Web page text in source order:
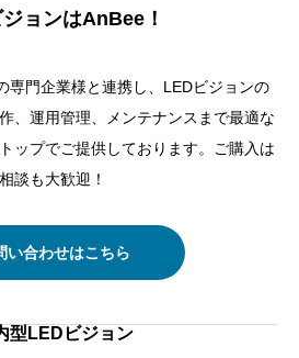
ョンはAnBee！
専門企業様と連携し、LEDビジョンの
、運用管理、メンテナンスまで最適な
ップでご提供しております。ご購入は
談も大歓迎！
い合わせはこちら
型LEDビジョン